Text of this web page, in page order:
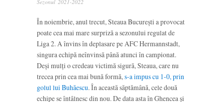
Sezonul 2021-2022
În noiembrie, anul trecut, Steaua București a provocat
poate cea mai mare surpriză a sezonului regulat de
Liga 2. A învins în deplasare pe AFC Hermannstadt,
singura echipă neînvinsă până atunci în campionat.
Deși mulți o credeau victimă sigură, Steaua, care nu
trecea prin cea mai bună formă,s-a impus cu 1-0, prin
golul lui Buhăescu. În această săptămână, cele două
echipe se întâlnesc din nou. De data asta în Ghencea și